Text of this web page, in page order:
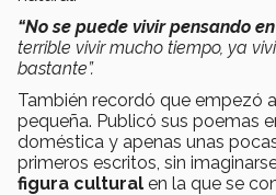
“No se puede vivir pensando
terrible vivir mucho tiempo, ya
bastante”.
También recordó que empezó
pequeña. Publicó sus poemas
doméstica y apenas unas
primeros escritos, sin
figura cultural en la que se